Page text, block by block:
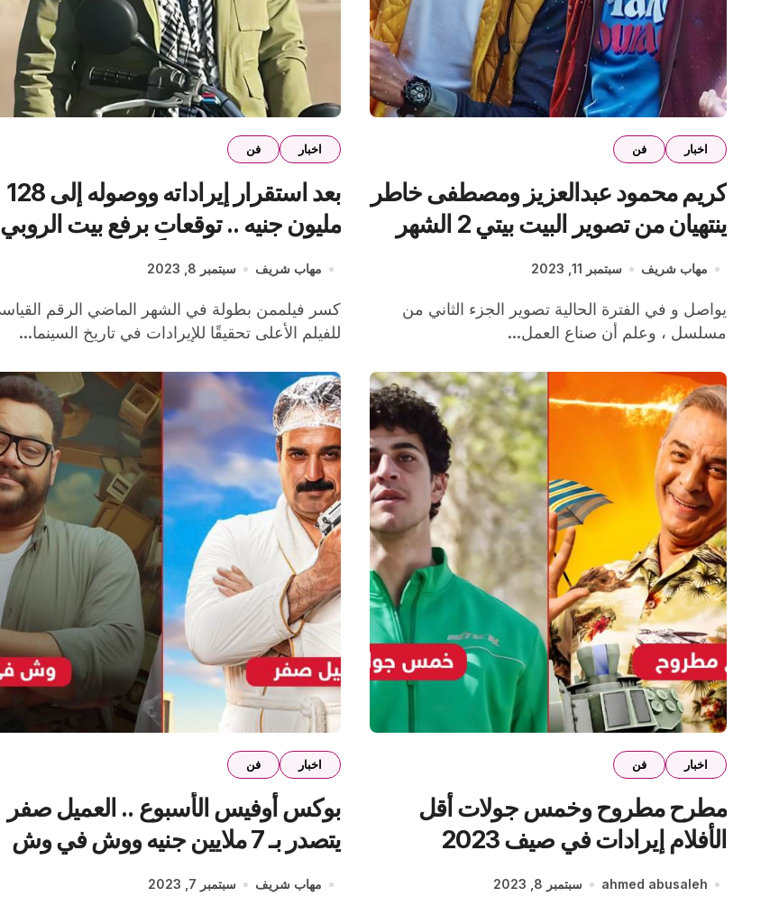
اخبار فن
كريم محمود عبدالعزيز ومصطفى خاطر
ينتهيان من تصوير البيت بيتي 2 الشهر
المقبل
مهاب شريف سبتمبر 11, 2023
يواصل و في الفترة الحالية تصوير الجزء الثاني من
مسلسل ، وعلم أن صناع العمل...
اخبار فن
بعد استقرار إيراداته ووصوله إلى 128
مليون جنيه .. توقعات برفع بيت الروبي
من دور العرض قريباً
مهاب شريف سبتمبر 8, 2023
كسر فيلممن بطولة في الشهر الماضي الرقم القياسي
للفيلم الأعلى تحقيقًا للإيرادات في تاريخ السينما...
اخبار فن
مطرح مطروح وخمس جولات أقل
الأفلام إيرادات في صيف 2023
ahmed abusaleh سبتمبر 8, 2023
اخبار فن
بوكس أوفيس الأسبوع .. العميل صفر
يتصدر بـ 7 ملايين جنيه ووش في وش
يلاحقه
مهاب شريف سبتمبر 7, 2023